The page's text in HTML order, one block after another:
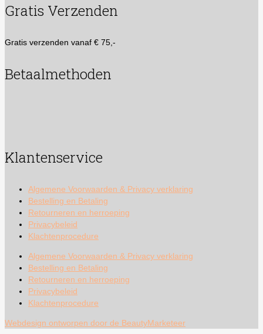
Gratis Verzenden
Gratis verzenden vanaf € 75,-
Betaalmethoden
Klantenservice
Algemene Voorwaarden & Privacy verklaring
Bestelling en Betaling
Retourneren en herroeping
Privacybeleid
Klachtenprocedure
Algemene Voorwaarden & Privacy verklaring
Bestelling en Betaling
Retourneren en herroeping
Privacybeleid
Klachtenprocedure
Webdesign ontworpen door de BeautyMarketeer